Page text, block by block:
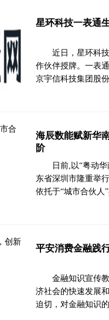
星环科技一表通
近日，星环科
作伙伴授牌。一表
京宇信科技集团股
海辰数能赋新华
阶
日前,以“粤动
东省深圳市隆重举
依托于“城市合伙
平安消费金融践
金融知识宣传
济社会的快速发展
迫切，对金融知识